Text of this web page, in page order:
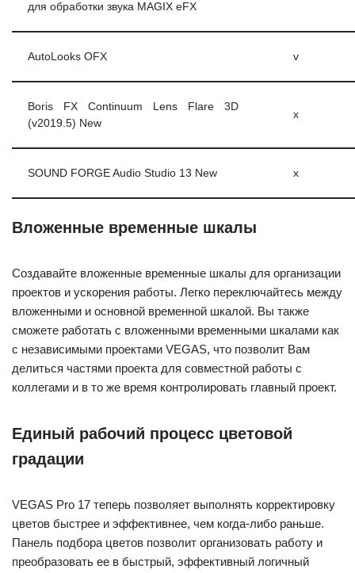
для обработки звука MAGIX eFX
AutoLooks OFX v
Boris FX Continuum Lens Flare 3D
(v2019.5) New
x
SOUND FORGE Audio Studio 13 New x
Вложенные временные шкалы
Создавайте вложенные временные шкалы для организации
проектов и ускорения работы. Легко переключайтесь между
вложенными и основной временной шкалой. Вы также
сможете работать с вложенными временными шкалами как
с независимыми проектами VEGAS, что позволит Вам
делиться частями проекта для совместной работы с
коллегами и в то же время контролировать главный проект.
Единый рабочий процесс цветовой
градации
VEGAS Pro 17 теперь позволяет выполнять корректировку
цветов быстрее и эффективнее, чем когда-либо раньше.
Панель подбора цветов позволит организовать работу и
преобразовать ее в быстрый, эффективный логичный